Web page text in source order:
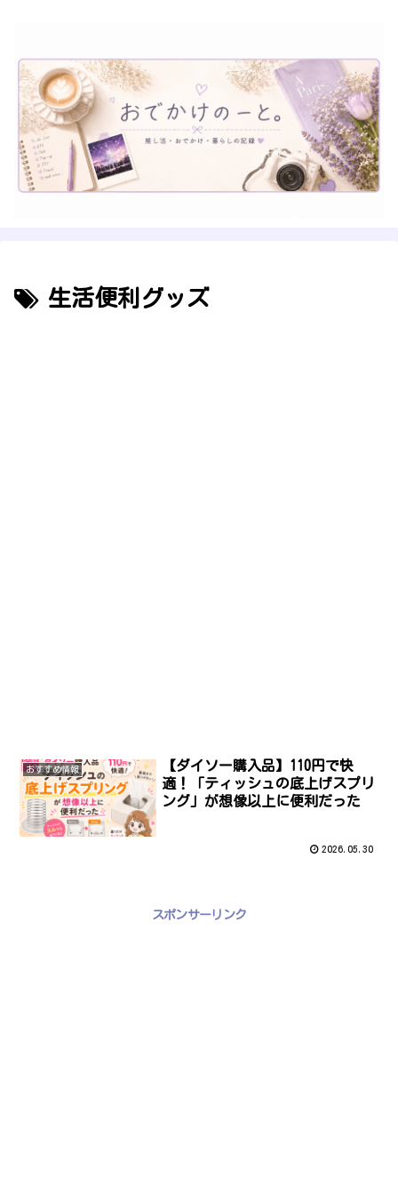
生活便利グッズ
おすすめ情報
【ダイソー購入品】110円で快
適！「ティッシュの底上げスプリ
ング」が想像以上に便利だった
2026.05.30
スポンサーリンク